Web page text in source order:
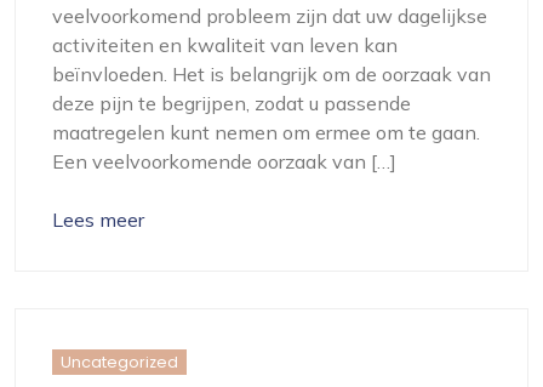
veelvoorkomend probleem zijn dat uw dagelijkse
activiteiten en kwaliteit van leven kan
beïnvloeden. Het is belangrijk om de oorzaak van
deze pijn te begrijpen, zodat u passende
maatregelen kunt nemen om ermee om te gaan.
Een veelvoorkomende oorzaak van […]
Lees meer
Uncategorized